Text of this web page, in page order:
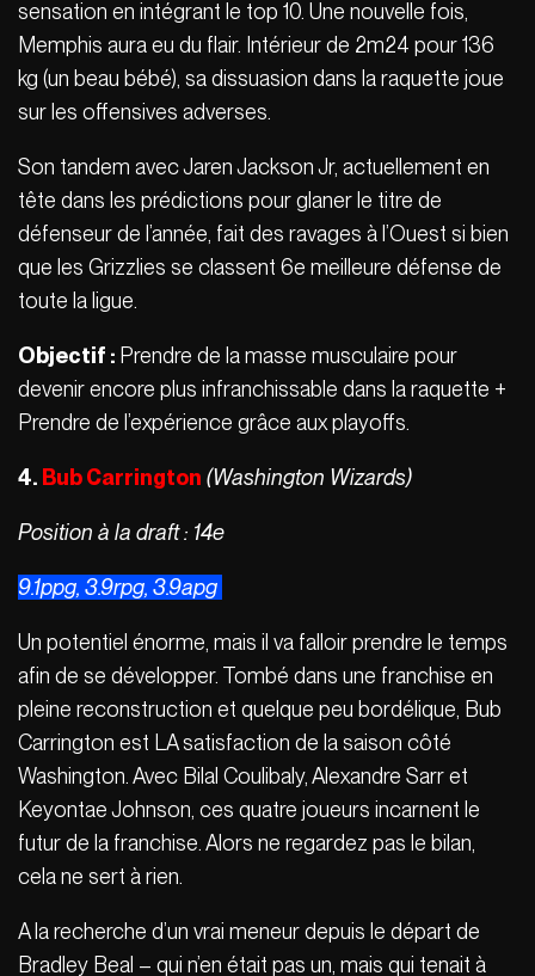
sensation en intégrant le top 10. Une nouvelle fois,
Memphis aura eu du flair. Intérieur de 2m24 pour 136
kg (un beau bébé), sa dissuasion dans la raquette joue
sur les offensives adverses.
Son tandem avec Jaren Jackson Jr, actuellement en
tête dans les prédictions pour glaner le titre de
défenseur de l’année, fait des ravages à l’Ouest si bien
que les Grizzlies se classent 6e meilleure défense de
toute la ligue.
Objectif : Prendre de la masse musculaire pour
devenir encore plus infranchissable dans la raquette +
Prendre de l’expérience grâce aux playoffs.
4. Bub Carrington (Washington Wizards)
Position à la draft : 14e
9.1ppg, 3.9rpg, 3.9apg
Un potentiel énorme, mais il va falloir prendre le temps
afin de se développer. Tombé dans une franchise en
pleine reconstruction et quelque peu bordélique, Bub
Carrington est LA satisfaction de la saison côté
Washington. Avec Bilal Coulibaly, Alexandre Sarr et
Keyontae Johnson, ces quatre joueurs incarnent le
futur de la franchise. Alors ne regardez pas le bilan,
cela ne sert à rien.
A la recherche d’un vrai meneur depuis le départ de
Bradley Beal – qui n’en était pas un, mais qui tenait à